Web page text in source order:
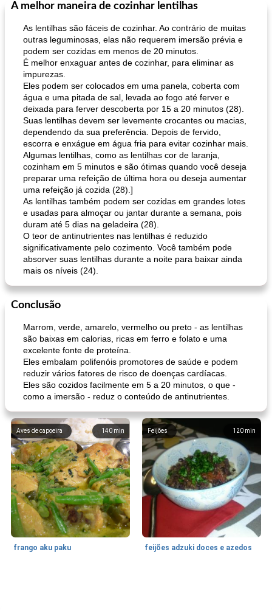
A melhor maneira de cozinhar lentilhas
As lentilhas são fáceis de cozinhar. Ao contrário de muitas
outras leguminosas, elas não requerem imersão prévia e
podem ser cozidas em menos de 20 minutos.
É melhor enxaguar antes de cozinhar, para eliminar as
impurezas.
Eles podem ser colocados em uma panela, coberta com
água e uma pitada de sal, levada ao fogo até ferver e
deixada para ferver descoberta por 15 a 20 minutos (28).
Suas lentilhas devem ser levemente crocantes ou macias,
dependendo da sua preferência. Depois de fervido,
escorra e enxágue em água fria para evitar cozinhar mais.
Algumas lentilhas, como as lentilhas cor de laranja,
cozinham em 5 minutos e são ótimas quando você deseja
preparar uma refeição de última hora ou deseja aumentar
uma refeição já cozida (28).]
As lentilhas também podem ser cozidas em grandes lotes
e usadas para almoçar ou jantar durante a semana, pois
duram até 5 dias na geladeira (28).
O teor de antinutrientes nas lentilhas é reduzido
significativamente pelo cozimento. Você também pode
absorver suas lentilhas durante a noite para baixar ainda
mais os níveis (24).
Conclusão
Marrom, verde, amarelo, vermelho ou preto - as lentilhas
são baixas em calorias, ricas em ferro e folato e uma
excelente fonte de proteína.
Eles embalam polifenóis promotores de saúde e podem
reduzir vários fatores de risco de doenças cardíacas.
Eles são cozidos facilmente em 5 a 20 minutos, o que -
como a imersão - reduz o conteúdo de antinutrientes.
140 min
Aves de capoeira
frango aku paku
120 min
Feijões
feijões adzuki doces e azedos